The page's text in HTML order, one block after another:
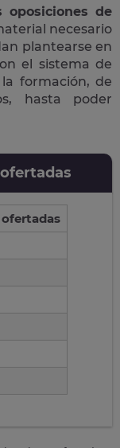
oposiciones de
necesario
plantearse en
el sistema de
formación, de
hasta poder
ofertadas